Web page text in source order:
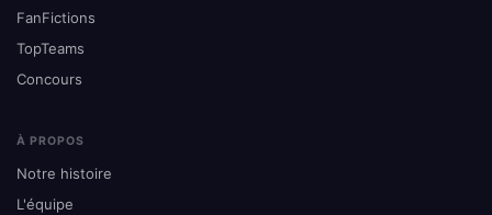
FanFictions
TopTeams
Concours
À PROPOS
Notre histoire
L'équipe